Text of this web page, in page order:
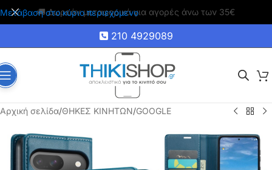
Μετάβαση στο κύριο περιεχόμενο
🚚 Δωρεάν μεταφορικά για αγορές άνω των 35€
210 4929089
Αρχική σελίδα/ΘΗΚΕΣ ΚΙΝΗΤΩΝ/GOOGLE